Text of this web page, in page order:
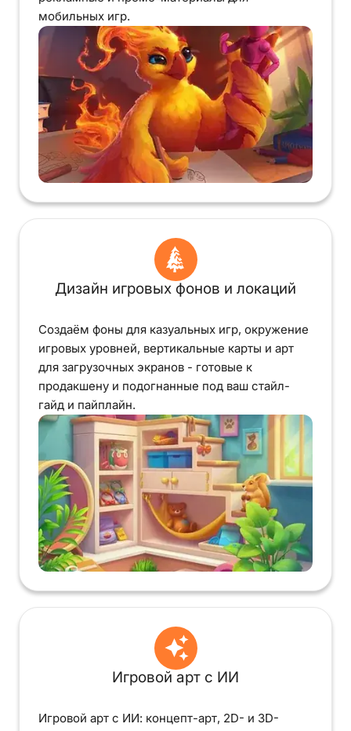
мобильных игр.
Дизайн игровых фонов и локаций
Создаём фоны для казуальных игр, окружение
игровых уровней, вертикальные карты и арт
для загрузочных экранов - готовые к
продакшену и подогнанные под ваш стайл-
гайд и пайплайн.
Игровой арт с ИИ
Игровой арт с ИИ: концепт-арт, 2D- и 3D-